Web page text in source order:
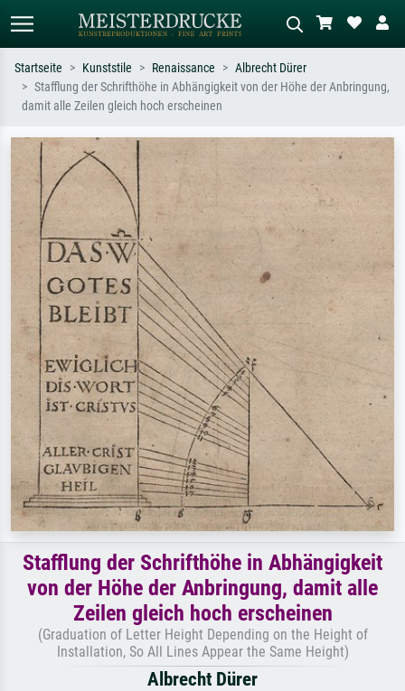
Standardsuche
oder Stilen – z.B. Monet,
Sternennacht, Impressionismus, Welle
Hokusai, Akt.
Wiese, Abstrakt mit viel Rot, Dunkles
Ölgemälde, Stehender Akt neben einem
Baum.
Startseite Kunststile Renaissance
Albrecht Dürer
Stafflung der Schrifthöhe in Abhängigkeit von der Höhe der Anbringung,
damit alle Zeilen gleich hoch erscheinen
Stafflung der Schrifthöhe in Abhängigkeit
von der Höhe der Anbringung, damit alle
Zeilen gleich hoch erscheinen
(Graduation of Letter Height Depending on the Height of
Installation, So All Lines Appear the Same Height)
Albrecht Dürer